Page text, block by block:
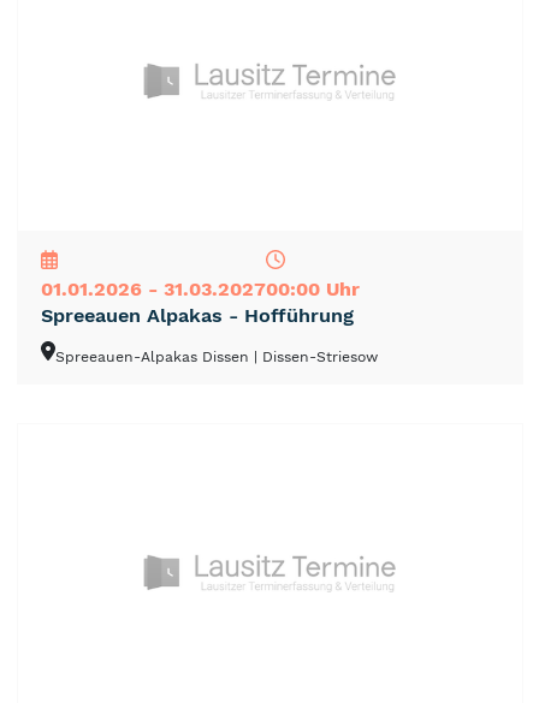
01.01.2026 - 31.03.202700:00 Uhr
Spreeauen Alpakas - Hofführung
Spreeauen-Alpakas Dissen | Dissen-Striesow